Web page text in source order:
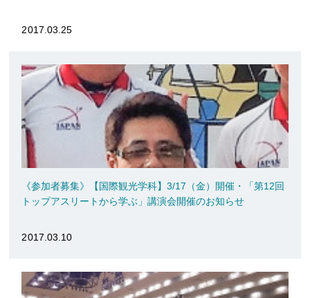
2017.03.25
《参加者募集》【国際観光学科】3/17（金）開催・「第12回
トップアスリートから学ぶ」講演会開催のお知らせ
2017.03.10